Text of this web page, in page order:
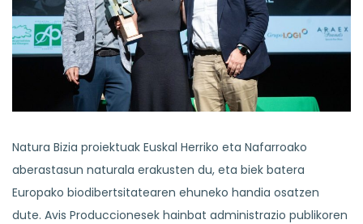
Natura Bizia proiektuak Euskal Herriko eta Nafarroako
aberastasun naturala erakusten du, eta biek batera
Europako biodibertsitatearen ehuneko handia osatzen
dute. Avis Produccionesek hainbat administrazio publikoren